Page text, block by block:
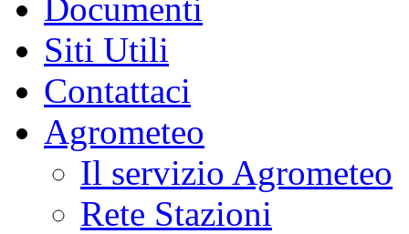
Documenti
Siti Utili
Contattaci
Agrometeo
Il servizio Agrometeo
Rete Stazioni